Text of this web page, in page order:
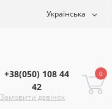
Українська
+38(050) 108 44
42
Замовити дзвінок
0